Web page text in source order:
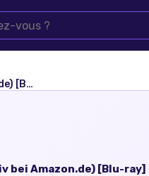
ray]
bei Amazon.de) [Blu-ray]